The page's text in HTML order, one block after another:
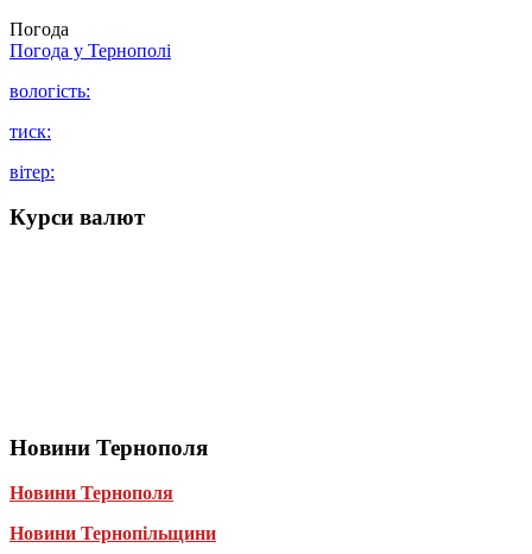
Погода
Погода у Тернополі
вологість:
тиск:
вітер:
Курси валют
Новини Тернополя
Новини Тернополя
Новини Тернопільщини